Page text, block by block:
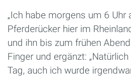
„Ich habe morgens um 6 Uhr
Pferderücker hier im
und ihn bis zum frühen
Finger und ergänzt:
Tag, auch ich wurde